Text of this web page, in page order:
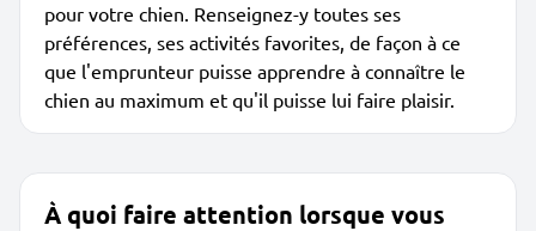
pour votre chien. Renseignez-y toutes ses
préférences, ses activités favorites, de façon à ce
que l'emprunteur puisse apprendre à connaître le
chien au maximum et qu'il puisse lui faire plaisir.
À quoi faire attention lorsque vous